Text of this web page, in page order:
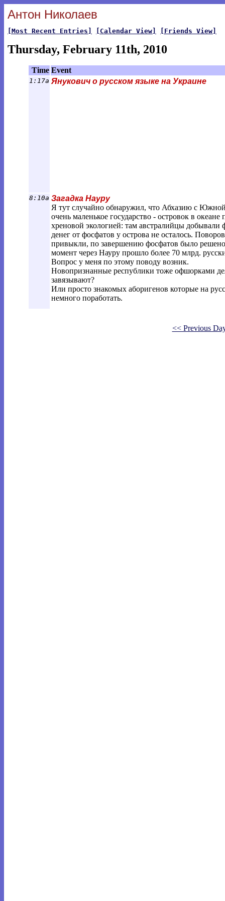
Антон Николаев
[Most Recent Entries] [Calendar View] [Friends View]
Thursday, February 11th, 2010
Time Event
1:17a Янукович о русском языке на Украине
8:10a Загадка Науру
Я тут случайно обнаружил, что Абхазию с
очень маленькое государство - островок в
хреновой экологией: там австралийцы добывали
денег от фосфатов у острова не осталось.
привыкли, по завершению фосфатов было
момент через Науру прошло более 70 млрд.
Вопрос у меня по этому поводу возник.
Новопризнанные республики тоже офшорками
завязывают?
Или просто знакомых аборигенов которые на
немного поработать.
<< Previous